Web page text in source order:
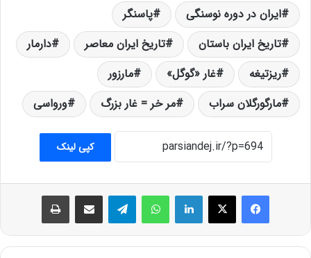
ایران در دوره نوسنگی
پاسنگر
تاریخ ایران باستان
تاریخ ایران معاصر
دارمار
ریزتیغه
غار «گوگل»
مارزور
مارگورگلان سراب
مر خر = غار بزرگ ورواسی
کپی لینک
فیس بوک X لینکدین واتس آپ تلگرام اشتراک گذاری از طریق ایمیل چاپ